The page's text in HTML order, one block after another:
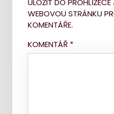
ULOŽIT DO
WEBOVOU STRÁNKU
KOMENTÁŘE.
KOMENTÁŘ *